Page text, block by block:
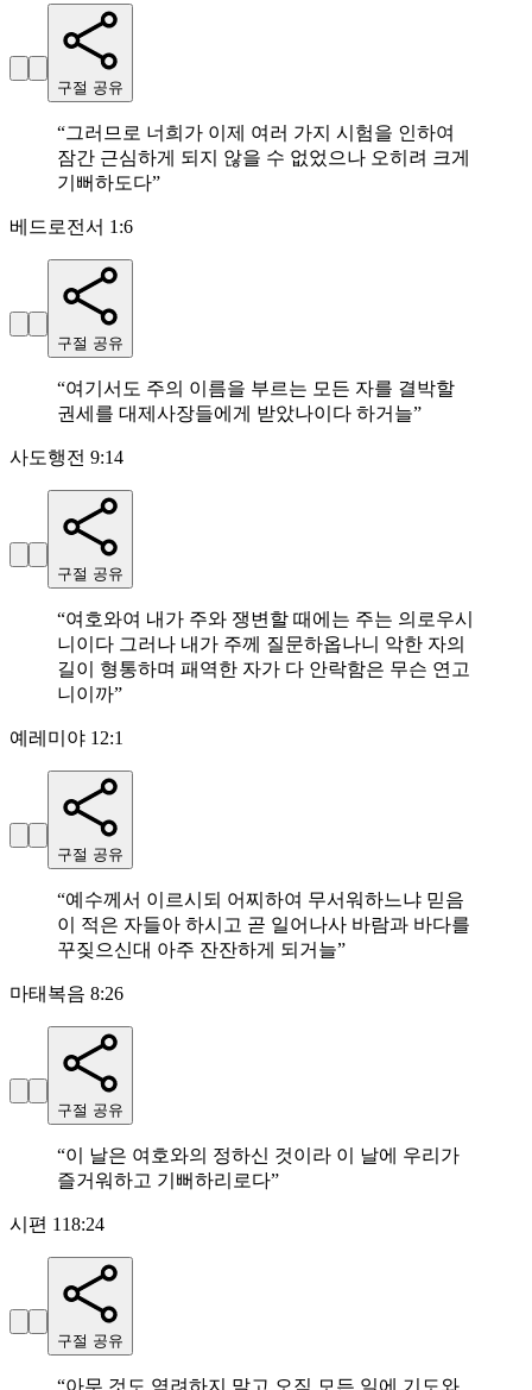
구절 공유
“그러므로 너희가 이제 여러 가지 시험을 인하여
잠간 근심하게 되지 않을 수 없었으나 오히려 크게
기뻐하도다”
베드로전서 1:6
구절 공유
“여기서도 주의 이름을 부르는 모든 자를 결박할
권세를 대제사장들에게 받았나이다 하거늘”
사도행전 9:14
구절 공유
“여호와여 내가 주와 쟁변할 때에는 주는 의로우시
니이다 그러나 내가 주께 질문하옵나니 악한 자의
길이 형통하며 패역한 자가 다 안락함은 무슨 연고
니이까”
예레미야 12:1
구절 공유
“예수께서 이르시되 어찌하여 무서워하느냐 믿음
이 적은 자들아 하시고 곧 일어나사 바람과 바다를
꾸짖으신대 아주 잔잔하게 되거늘”
마태복음 8:26
구절 공유
“이 날은 여호와의 정하신 것이라 이 날에 우리가
즐거워하고 기뻐하리로다”
시편 118:24
구절 공유